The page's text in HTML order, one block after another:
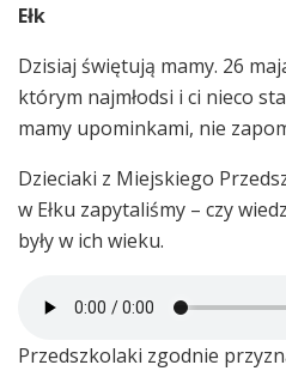
Ełk
Dzisiaj świętują mamy. 26
którym najmłodsi i ci nieco
mamy upominkami, nie
Dzieciaki z Miejskiego
w Ełku zapytaliśmy – czy
były w ich wieku.
Przedszkolaki zgodnie